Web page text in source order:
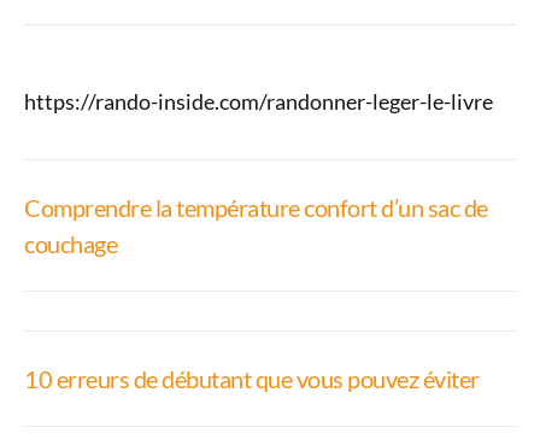
https://rando-inside.com/randonner-leger-le-livre
Comprendre la température confort d’un sac de
couchage
10 erreurs de débutant que vous pouvez éviter